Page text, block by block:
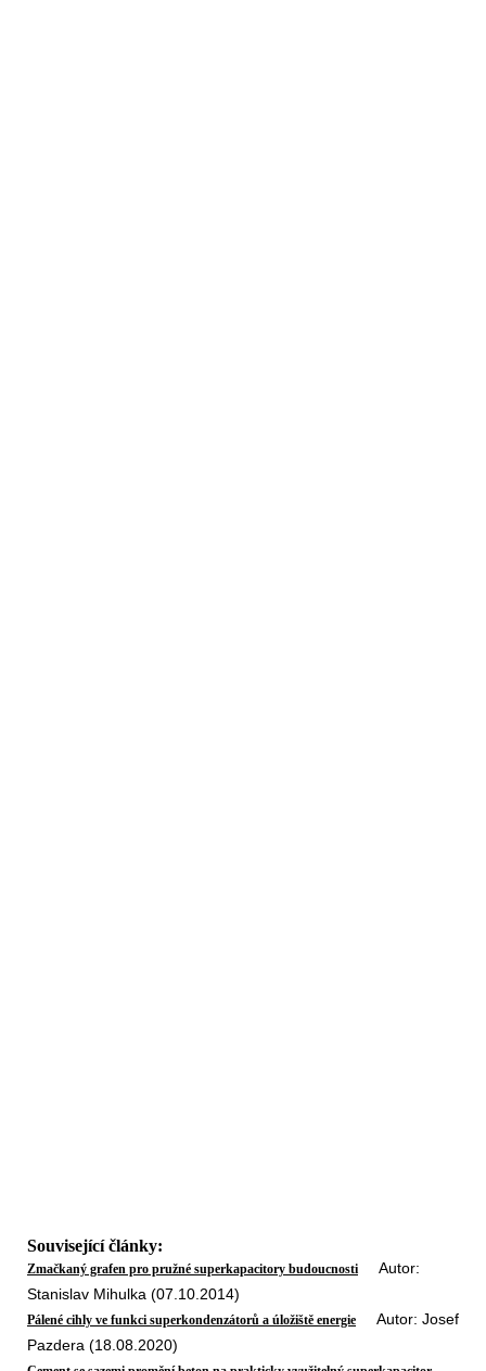
Související články:
Zmačkaný grafen pro pružné superkapacitory budoucnosti Autor:
Stanislav Mihulka (07.10.2014)
Pálené cihly ve funkci superkondenzátorů a úložiště energie Autor: Josef
Pazdera (18.08.2020)